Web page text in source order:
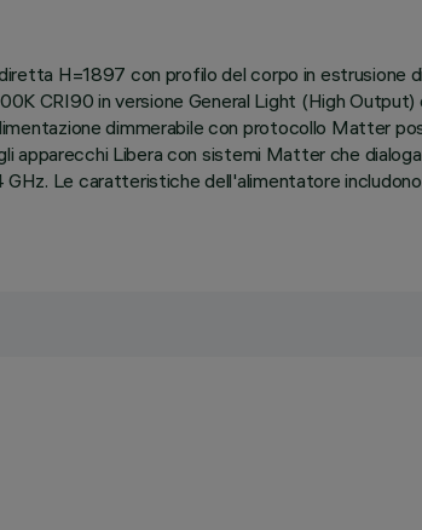
H=1897 con profilo del corpo in estrusione
CRI90 in versione General Light (High
dimmerabile con protocollo Matter
apparecchi Libera con sistemi Matter che
GHz. Le caratteristiche dell'alimentatore